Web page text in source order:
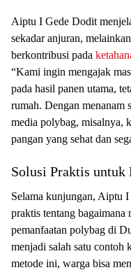
Aiptu I Gede Dodit
sekadar anjuran,
berkontribusi pada
“Kami ingin mengajak
pada hasil panen utama,
rumah. Dengan menanam
media polybag, misalnya,
pangan yang sehat dan
Solusi Praktis untuk
Selama kunjungan, Aiptu
praktis tentang bagaimana
pemanfaatan polybag di
menjadi salah satu contoh
metode ini, warga bisa